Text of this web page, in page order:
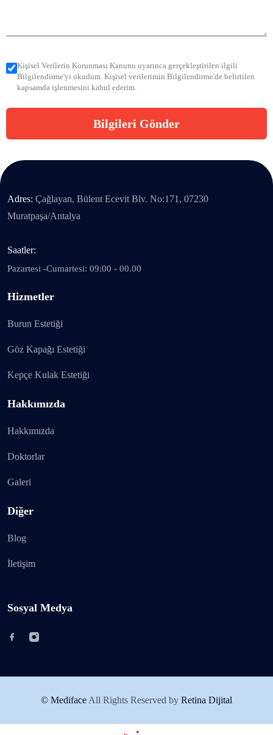
Kişisel Verilerin Korunması Kanunu uyarınca gerçekleştirilen ilgili
Bilgilendirme'yi okudum. Kişisel verilerimin Bilgilendirme'de belirtilen
kapsamda işlenmesini kabul ederim.
Adres: Çağlayan, Bülent Ecevit Blv. No:171, 07230
Muratpaşa/Antalya
Saatler:
Pazartesi -Cumartesi: 09:00 - 00.00
Hizmetler
Burun Estetiği
Göz Kapağı Estetiği
Kepçe Kulak Estetiği
Hakkımızda
Hakkımızda
Doktorlar
Galeri
Diğer
Blog
İletişim
Sosyal Medya
© Mediface All Rights Reserved by Retina Dijital